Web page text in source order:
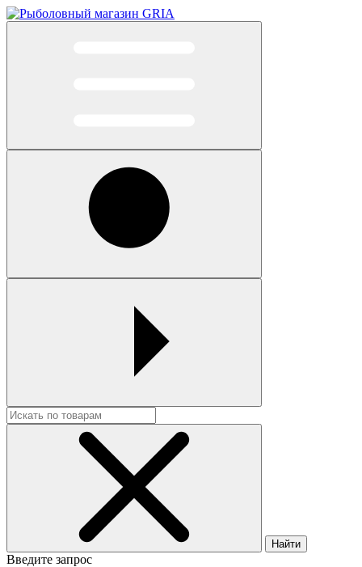
Найти
Введите запрос